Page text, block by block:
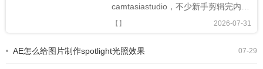
camtasiastudio，不少新手剪辑完内
容，却在最后渲染导出这一步犯难：要
么导出文件体积过大，要么画质模糊，
给大家整理清晰的操作步骤和实用技
2026-07-31
【】
07-29
AE怎么给图片制作spotlight光照效果